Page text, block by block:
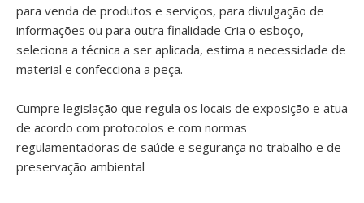
para venda de produtos e serviços, para divulgação de
informações ou para outra finalidade Cria o esboço,
seleciona a técnica a ser aplicada, estima a necessidade de
material e confecciona a peça.
Cumpre legislação que regula os locais de exposição e atua
de acordo com protocolos e com normas
regulamentadoras de saúde e segurança no trabalho e de
preservação ambiental